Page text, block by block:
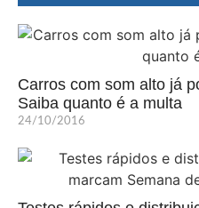
Carros com som alto já
Saiba quanto é a multa
24/10/2016